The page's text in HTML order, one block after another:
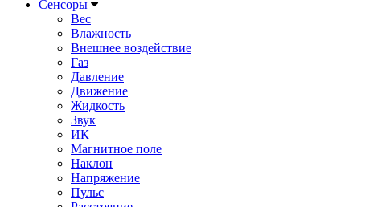
Сенсоры
Вес
Влажность
Внешнее воздействие
Газ
Давление
Движение
Жидкость
Звук
ИК
Магнитное поле
Наклон
Напряжение
Пульс